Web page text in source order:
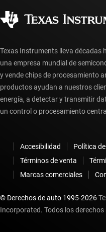
Preguntas frecuentes
Texas Instruments lleva décadas
una empresa mundial de
y vende chips de procesamiento
productos ayudan a nuestros
energía, a detectar y transmitir
un control o procesamiento
Accesibilidad Política
Términos de venta
Marcas comerciales
© Derechos de auto 1995-2026
Incorporated. Todos los derechos